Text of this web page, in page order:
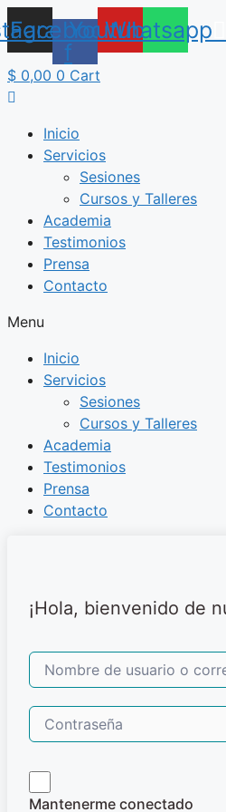
Saltar
al
contenido
Facebook-
f
Youtube
Whatsapp
$ 0,00 0 Cart
Inicio
Servicios
Sesiones
Cursos y Talleres
Academia
Testimonios
Prensa
Contacto
Menu
Inicio
Servicios
Sesiones
Cursos y Talleres
Academia
Testimonios
Prensa
Contacto
¡Hola, bienvenido de
Mantenerme conectado